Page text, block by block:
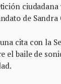
ciudadana
de Sandra
cita con la
el baile de